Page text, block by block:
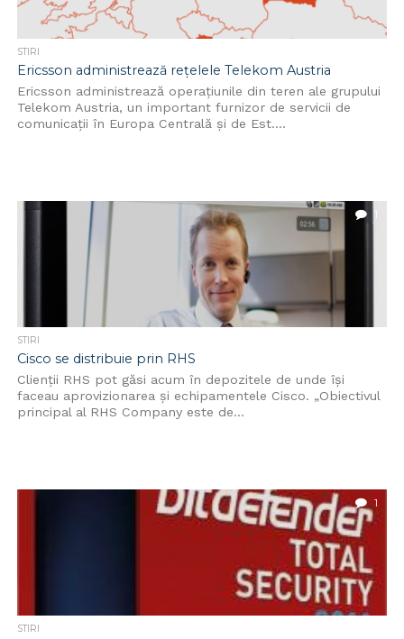
STIRI
Ericsson administrează rețelele Telekom Austria
Ericsson administrează operațiunile din teren ale grupului
Telekom Austria, un important furnizor de servicii de
comunicații în Europa Centrală şi de Est....
1
STIRI
Cisco se distribuie prin RHS
Clienții RHS pot găsi acum în depozitele de unde își
faceau aprovizionarea și echipamentele Cisco. „Obiectivul
principal al RHS Company este de...
1
STIRI